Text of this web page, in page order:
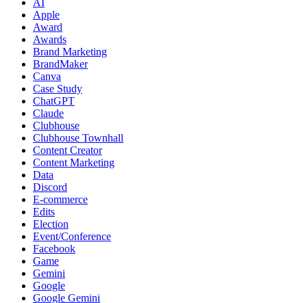
Apple
Award
Awards
Brand Marketing
BrandMaker
Canva
Case Study
ChatGPT
Claude
Clubhouse
Clubhouse Townhall
Content Creator
Content Marketing
Data
Discord
E-commerce
Edits
Election
Event/Conference
Facebook
Game
Gemini
Google
Google Gemini